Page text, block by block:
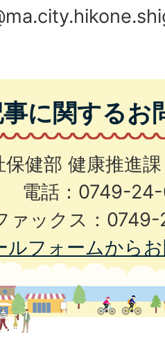
に関するお
保健部 健康推進
電話：0749-
ァックス：
ルフォームから